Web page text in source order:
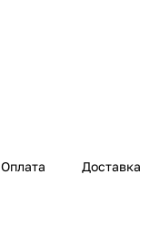
Оплата Доставка